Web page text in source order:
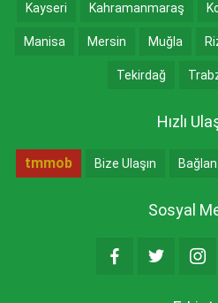
Kayseri Kahramanmaraş
Manisa Mersin Muğla
Tekirdağ
Hızlı
tmmob Bize Ulaşın
Sosyal